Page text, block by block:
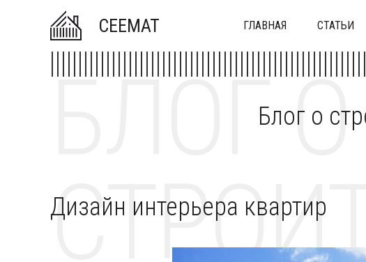
CEEMAT ГЛАВНАЯ СТАТЬИ
Блог о
БЛОГ О
Дизайн интерьера квартир